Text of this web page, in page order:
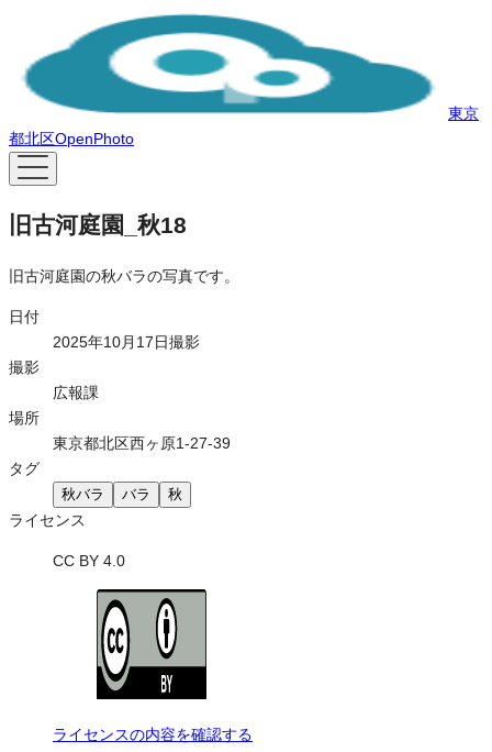
東京
都北区OpenPhoto
旧古河庭園_秋18
旧古河庭園の秋バラの写真です。
日付
2025年10月17日撮影
撮影
広報課
場所
東京都北区西ヶ原1-27-39
タグ
秋バラ バラ 秋
ライセンス
CC BY 4.0
ライセンスの内容を確認する